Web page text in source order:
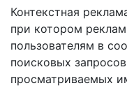
Контекстная
при котором
пользователям в
поисковых
просматриваемых